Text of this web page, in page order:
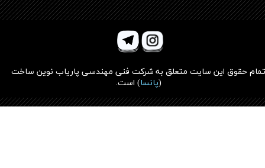
تمام حقوق این سایت متعلق به شرکت فنی مهندسی پاریاب نوین ساخت
(پانسا) است.